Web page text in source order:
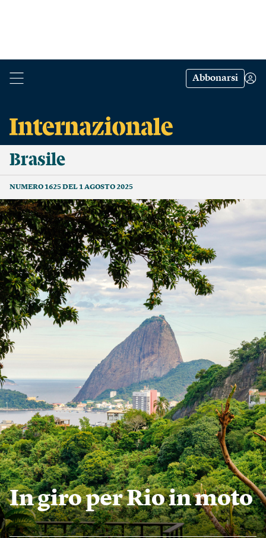
Abbonarsi
Brasile
NUMERO 1625 DEL 1 AGOSTO 2025
In giro per Rio in moto